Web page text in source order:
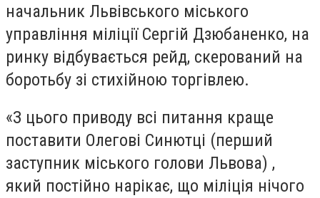
начальник Львівського міського
управління міліції Сергій Дзюбаненко, на
ринку відбувається рейд, скерований на
боротьбу зі стихійною торгівлею.
«З цього приводу всі питання краще
поставити Олегові Синютці (перший
заступник міського голови Львова) ,
який постійно нарікає, що міліція нічого